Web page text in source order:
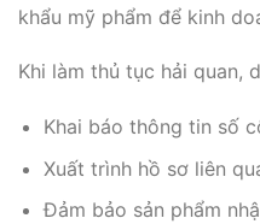
khẩu mỹ phẩm để kinh
Khi làm thủ tục hải quan,
Khai báo thông tin số
Xuất trình hồ sơ liên
Đảm bảo sản phẩm